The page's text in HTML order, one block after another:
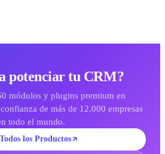
potenciar tu CRM?
módulos y plugins premium en
de más de 12.000 empresas
todo el mundo.
los Productos